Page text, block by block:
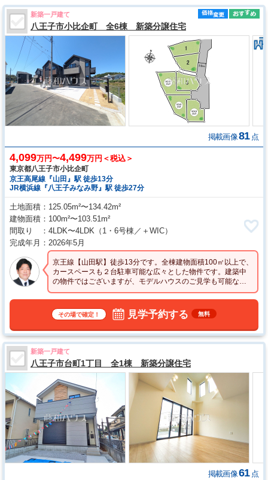
新築一戸建て
八王子市小比企町 全6棟 新築分譲住宅
掲載画像81 点
4,099万円〜4,499万円＜税込＞
東京都八王子市小比企町
京王高尾線『山田』駅 徒歩13分
JR横浜線『八王子みなみ野』駅 徒歩27分
土地面積
125.05m²〜134.42m²
建物面積
100m²〜103.51m²
間取り
4LDK〜4LDK （1・6号棟／＋WIC）
完成年月
2026年5月
京王線【山田駅】徒歩13分です。全棟建物面積100㎡以上で、
カースペースも２台駐車可能な広々とした物件です。建築中
の物件ではございますが、モデルハウスのご見学も可能なの
で、お問い合わせお待ちしております。
その場で確定！ 見学予約する 無料
新築一戸建て
八王子市台町1丁目 全1棟 新築分譲住宅
掲載画像61 点